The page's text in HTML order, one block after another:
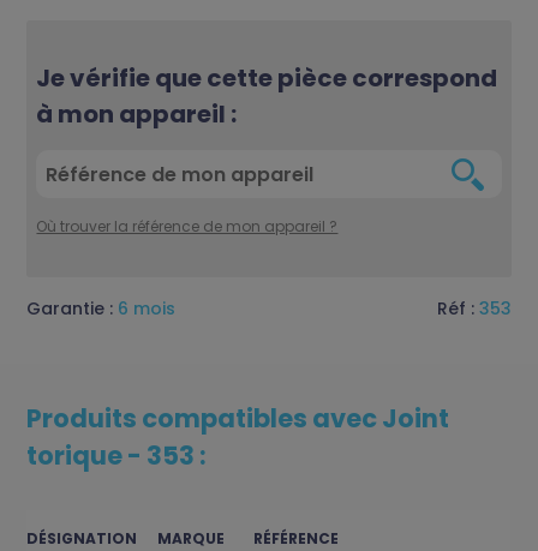
Je vérifie que cette pièce correspond
à mon appareil :
Où trouver la référence de mon appareil ?
Garantie : 6 mois Réf : 353
Produits compatibles avec Joint
torique - 353 :
DÉSIGNATION MARQUE RÉFÉRENCE